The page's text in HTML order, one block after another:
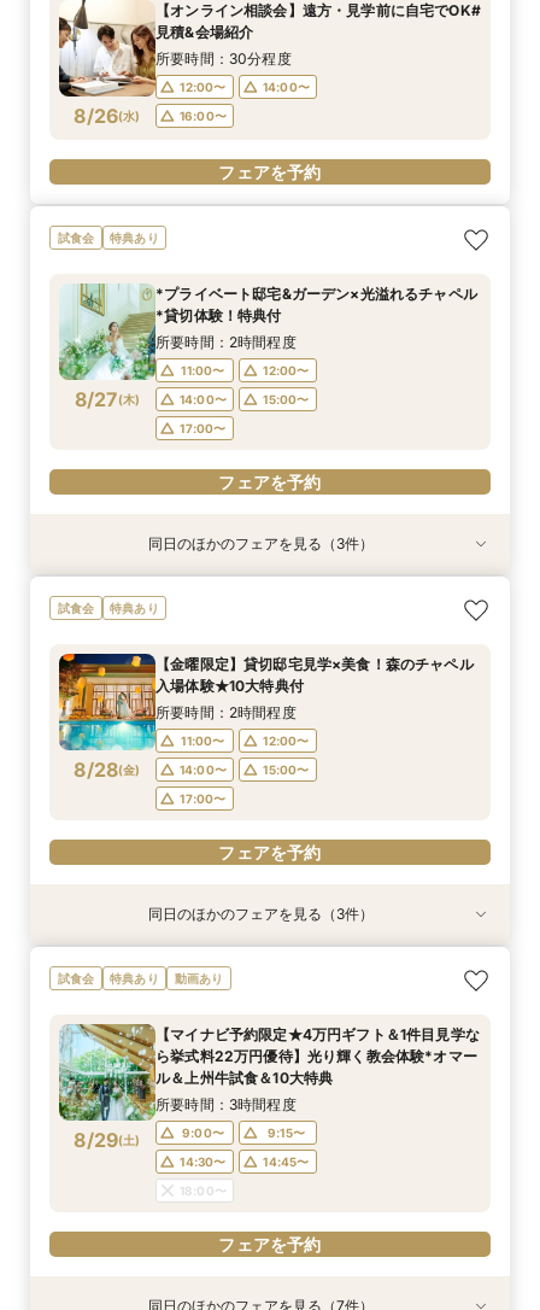
8/23(日)
9:00〜
14:30〜
14:45〜
18:00〜
8/23(日)
9:00〜
14:30〜
14:45〜
18:00〜
8/23(日)
所要時間：2時間30分程度
10:00〜
10:15〜
16:00〜
フェアを予約
8/23(日)
9:30〜
10:00〜
10:15〜
16:00〜
8/23(日)
9:30〜
10:00〜
10:15〜
16:00〜
8/23(日)
9:30〜
10:00〜
10:15〜
16:00〜
8/26(水)
【オンライン相談会】遠方・見学前に自宅でOK#
見積&会場紹介
所要時間：30分程度
12:00〜
14:00〜
16:00〜
フェアを予約
試食会 特典あり
8/27(木)
*プライベート邸宅&ガーデン×光溢れるチャペル
*貸切体験！特典付
所要時間：2時間程度
11:00〜
12:00〜
14:00〜
15:00〜
17:00〜
フェアを予約
特典あり
8/27(木)
【少人数W】貸切邸宅でアットホームW×限定プ
ラン＆衣装優待付
11:00〜
12:00〜
15:00〜
フェアを予約
8/27(木)
限定1組★マタニティ限定特典＆”安心”見積相談
×森のチャペル
11:00〜
12:00〜
15:00〜
フェアを予約
8/27(木)
【オンライン相談会】遠方・見学前に自宅でOK#
見積&会場紹介
12:00〜
14:00〜
16:00〜
フェアを予約
同日のほかのフェアを見る（3件）
試食会 特典あり
8/28(金)
【金曜限定】貸切邸宅見学×美食！森のチャペル
入場体験★10大特典付
所要時間：2時間程度
11:00〜
12:00〜
14:00〜
15:00〜
17:00〜
フェアを予約
特典あり
8/28(金)
【少人数W】貸切邸宅でアットホームW×限定プ
ラン＆衣装優待付
11:00〜
12:00〜
15:00〜
フェアを予約
8/28(金)
限定1組★マタニティ限定特典＆”安心”見積相談
×森のチャペル
11:00〜
12:00〜
15:00〜
フェアを予約
8/28(金)
【オンライン相談会】遠方・見学前に自宅でOK#
見積&会場紹介
12:00〜
14:00〜
16:00〜
フェアを予約
同日のほかのフェアを見る（3件）
試食会 特典あり 動画あり
8/29(土)
【マイナビ予約限定★4万円ギフト＆1件目見学な
ら挙式料22万円優待】光り輝く教会体験*オマー
ル＆上州牛試食＆10大特典
所要時間：3時間程度
9:00〜
9:15〜
14:30〜
14:45〜
18:00〜
フェアを予約
同日のほかのフェアを見る（7件）